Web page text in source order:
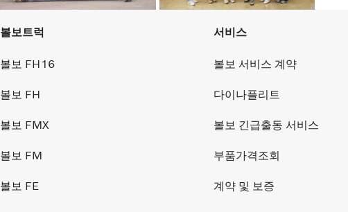
볼보트럭
볼보 FH16
볼보 FH
볼보 FMX
볼보 FM
볼보 FE
서비스
볼보 서비스 계약
다이나플리트
볼보 긴급출동 서비스
부품가격조회
계약 및 보증